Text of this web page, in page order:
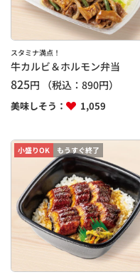
スタミナ満点！
牛カルビ＆ホルモン弁当
825円 （税込： 890円）
美味しそう： 1,059
小盛りOK もうすぐ終了